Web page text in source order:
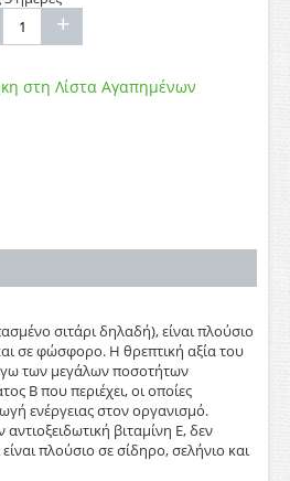
+
στη Λίστα Αγαπημένων
σιτάρι δηλαδή), είναι πλούσιο
σε φώσφορο. Η θρεπτική αξία του
των μεγάλων ποσοτήτων
Β που περιέχει, οι οποίες
ενέργειας στον οργανισμό.
βιταμίνη Ε, δεν
πλούσιο σε σίδηρο, σελήνιο και